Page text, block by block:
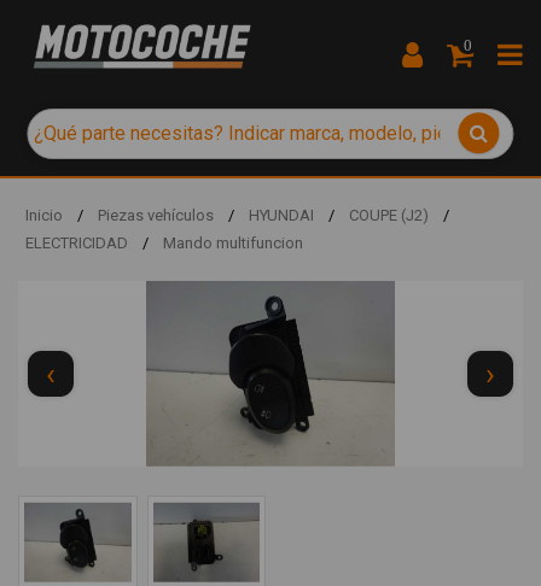
0
Inicio / Piezas vehículos / HYUNDAI / COUPE (J2)
/
ELECTRICIDAD
/ Mando multifuncion
‹ ›